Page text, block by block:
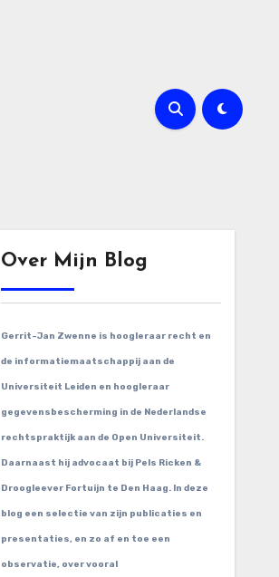
Over Mijn Blog
Gerrit-Jan Zwenne is hoogleraar recht en
de informatiemaatschappij aan de
Universiteit Leiden en hoogleraar
gegevensbescherming in de Nederlandse
rechtspraktijk aan de Open Universiteit.
Daarnaast hij advocaat bij Pels Ricken &
Droogleever Fortuijn te Den Haag. In deze
blog een selectie van zijn publicaties en
presentaties, en zo af en toe een
observatie, over vooral